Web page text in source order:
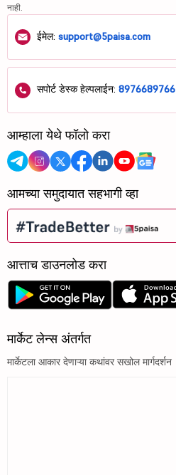
नाही.
ईमेल: support@5paisa.com
सपोर्ट डेस्क हेल्पलाईन: 8976689766
आम्हाला येथे फॉलो करा
आमच्या समुदायात सहभागी व्हा
आत्ताच डाउनलोड करा
मार्केट लेन्स अंतर्गत
मार्केटला आकार देणाऱ्या कथांवर सखोल मार्गदर्शन